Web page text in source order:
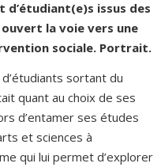
d’étudiant(e)s issus des
la voie vers une
sociale. Portrait.
sortant du
quant au choix de ses
d’entamer ses études
et sciences à
qui lui permet d’explorer